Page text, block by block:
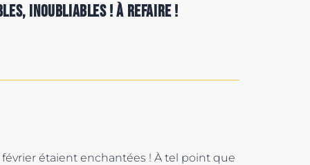
inoubliables ! À refaire !
étaient enchantées ! À tel point que